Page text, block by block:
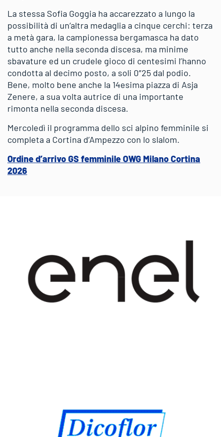
La stessa Sofia Goggia ha accarezzato a lungo la
possibilità di un’altra medaglia a cinque cerchi: terza
a metà gara, la campionessa bergamasca ha dato
tutto anche nella seconda discesa, ma minime
sbavature ed un crudele gioco di centesimi l’hanno
condotta al decimo posto, a soli 0″25 dal podio.
Bene, molto bene anche la 14esima piazza di Asja
Zenere, a sua volta autrice di una importante
rimonta nella seconda discesa.
Mercoledì il programma dello sci alpino femminile si
completa a Cortina d’Ampezzo con lo slalom.
Ordine d’arrivo GS femminile OWG Milano Cortina
2026